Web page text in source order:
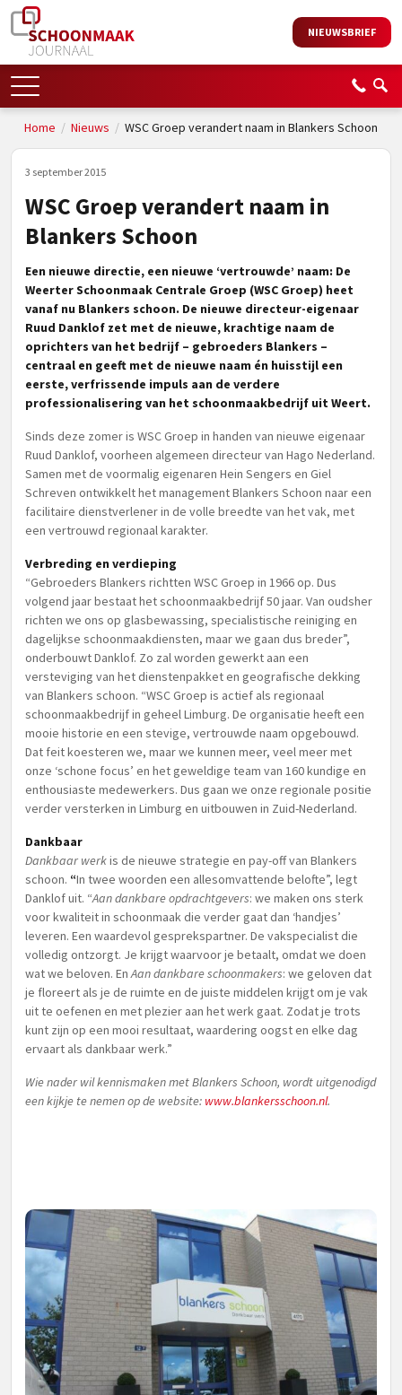
NIEUWSBRIEF
Home / Nieuws / WSC Groep verandert naam in Blankers Schoon
3 september 2015
WSC Groep verandert naam in
Blankers Schoon
Een nieuwe directie, een nieuwe ‘vertrouwde’ naam: De
Weerter Schoonmaak Centrale Groep (WSC Groep) heet
vanaf nu Blankers schoon. De nieuwe directeur-eigenaar
Ruud Danklof zet met de nieuwe, krachtige naam de
oprichters van het bedrijf – gebroeders Blankers –
centraal en geeft met de nieuwe naam én huisstijl een
eerste, verfrissende impuls aan de verdere
professionalisering van het schoonmaakbedrijf uit Weert.
Sinds deze zomer is WSC Groep in handen van nieuwe eigenaar
Ruud Danklof, voorheen algemeen directeur van Hago Nederland.
Samen met de voormalig eigenaren Hein Sengers en Giel
Schreven ontwikkelt het management Blankers Schoon naar een
facilitaire dienstverlener in de volle breedte van het vak, met
een vertrouwd regionaal karakter.
Verbreding en verdieping
“Gebroeders Blankers richtten WSC Groep in 1966 op. Dus
volgend jaar bestaat het schoonmaakbedrijf 50 jaar. Van oudsher
richten we ons op glasbewassing, specialistische reiniging en
dagelijkse schoonmaakdiensten, maar we gaan dus breder”,
onderbouwt Danklof. Zo zal worden gewerkt aan een
versteviging van het dienstenpakket en geografische dekking
van Blankers schoon. “WSC Groep is actief als regionaal
schoonmaakbedrijf in geheel Limburg. De organisatie heeft een
mooie historie en een stevige, vertrouwde naam opgebouwd.
Dat feit koesteren we, maar we kunnen meer, veel meer met
onze ‘schone focus’ en het geweldige team van 160 kundige en
enthousiaste medewerkers. Dus gaan we onze regionale positie
verder versterken in Limburg en uitbouwen in Zuid-Nederland.
Dankbaar
Dankbaar werkis de nieuwe strategie en pay-off van Blankers
schoon. “In twee woorden een allesomvattende belofte”, legt
Danklof uit. “Aan dankbare opdrachtgevers: we maken ons sterk
voor kwaliteit in schoonmaak die verder gaat dan ‘handjes’
leveren. Een waardevol gesprekspartner. De vakspecialist die
volledig ontzorgt. Je krijgt waarvoor je betaalt, omdat we doen
wat we beloven. EnAan dankbare schoonmakers: we geloven dat
je floreert als je de ruimte en de juiste middelen krijgt om je vak
uit te oefenen en met plezier aan het werk gaat. Zodat je trots
kunt zijn op een mooi resultaat, waardering oogst en elke dag
ervaart als dankbaar werk.”
Wie nader wil kennismaken met Blankers Schoon, wordt uitgenodigd
een kijkje te nemen op de website: www.blankersschoon.nl.